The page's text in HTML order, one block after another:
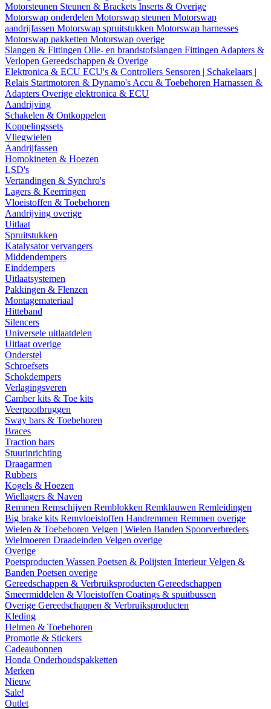
Motorsteunen Steunen & Brackets Inserts & Overige
Motorswap onderdelen Motorswap steunen Motorswap
aandrijfassen Motorswap spruitstukken Motorswap harnesses
Motorswap pakketten Motorswap overige
Slangen & Fittingen Olie- en brandstofslangen Fittingen Adapters &
Verlopen Gereedschappen & Overige
Elektronica & ECU ECU's & Controllers Sensoren | Schakelaars |
Relais Startmotoren & Dynamo's Accu & Toebehoren Harnassen &
Adapters Overige elektronica & ECU
Aandrijving
Schakelen & Ontkoppelen
Koppelingssets
Vliegwielen
Aandrijfassen
Homokineten & Hoezen
LSD's
Vertandingen & Synchro's
Lagers & Keerringen
Vloeistoffen & Toebehoren
Aandrijving overige
Uitlaat
Spruitstukken
Katalysator vervangers
Middendempers
Einddempers
Uitlaatsystemen
Pakkingen & Flenzen
Montagemateriaal
Hitteband
Silencers
Universele uitlaatdelen
Uitlaat overige
Onderstel
Schroefsets
Schokdempers
Verlagingsveren
Camber kits & Toe kits
Veerpootbruggen
Sway bars & Toebehoren
Braces
Traction bars
Stuurinrichting
Draagarmen
Rubbers
Kogels & Hoezen
Wiellagers & Naven
Remmen Remschijven Remblokken Remklauwen Remleidingen
Big brake kits Remvloeistoffen Handremmen Remmen overige
Wielen & Toebehoren Velgen | Wielen Banden Spoorverbreders
Wielmoeren Draadeinden Velgen overige
Overige
Poetsproducten Wassen Poetsen & Polijsten InterieurVelgen &
Banden Poetsen overige
Gereedschappen & Verbruiksproducten Gereedschappen
Smeermiddelen & Vloeistoffen Coatings & spuitbussen
Overige Gereedschappen & Verbruiksproducten
Kleding
Helmen & Toebehoren
Promotie & Stickers
Cadeaubonnen
Honda Onderhoudspakketten
Merken
Nieuw
Sale!
Outlet